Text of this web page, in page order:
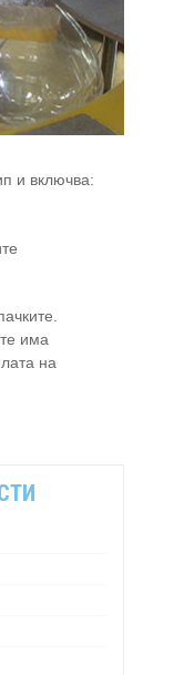
и включва:
има
на